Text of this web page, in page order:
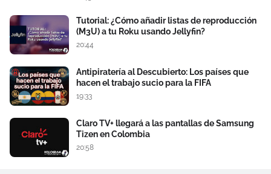
Tutorial: ¿Cómo añadir listas de reproducción
(M3U) a tu Roku usando Jellyfin?
20:44
Antipiratería al Descubierto: Los países que
hacen el trabajo sucio para la FIFA
19:33
Claro TV+ llegará a las pantallas de Samsung
Tizen en Colombia
20:58